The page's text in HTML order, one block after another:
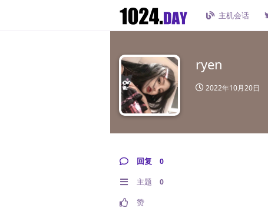
主机会话
ryen
2022年10月20日
回复 0
主题 0
赞